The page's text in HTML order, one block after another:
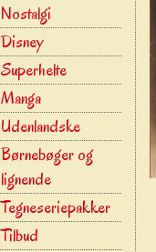
Nostalgi
Disney
Superhelte
Manga
Udenlandske
Børnebøger og
lignende
Tegneseriepakker
Tilbud